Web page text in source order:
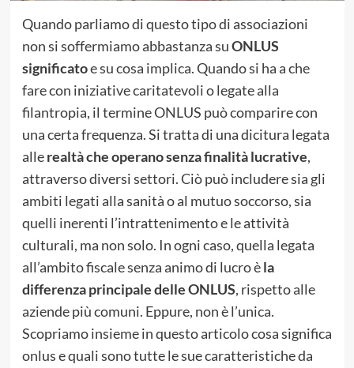
Quando parliamo di questo tipo di associazioni
non si soffermiamo abbastanza suONLUS
significatoe su cosa implica.Quando si ha a che
fare con iniziative caritatevoli o legate alla
filantropia, il termine ONLUS può comparire con
una certa frequenza. Si tratta di una dicitura legata
allerealtà che operano senza finalità lucrative,
attraverso diversi settori. Ciò può includere sia gli
ambiti legati alla sanità o al mutuo soccorso, sia
quelli inerenti l’intrattenimento e le attività
culturali, ma non solo. In ogni caso, quella legata
all’ambito fiscale senza animo di lucro èla
differenza principale delle ONLUS, rispetto alle
aziende più comuni. Eppure, non è l’unica.
Scopriamo insieme in questo articolo cosa significa
onlus e quali sono tutte le sue caratteristiche da